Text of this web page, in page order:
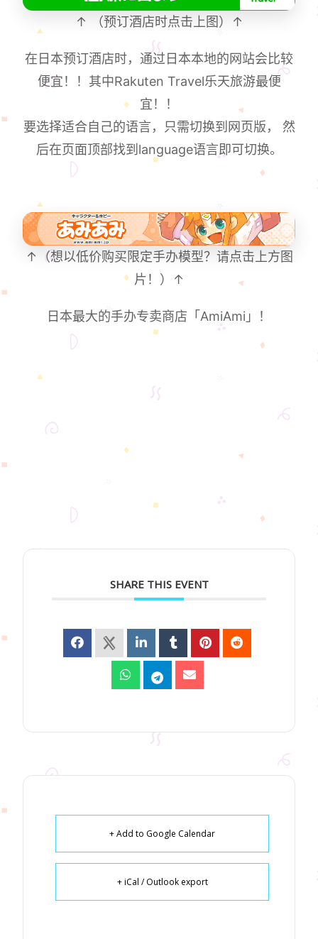
↑ （预订酒店时点击上图）↑
在日本预订酒店时，通过日本本地的网站会比较
便宜！！其中Rakuten Travel乐天旅游最便
宜！！
要选择适合自己的语言，只需切换到网页版， 然
后在页面顶部找到language语言即可切换。
↑（想以低价购买限定手办模型？请点击上方图
片！）↑
日本最大的手办专卖商店「AmiAmi」！
SHARE THIS EVENT
+ Add to Google Calendar
+ iCal / Outlook export